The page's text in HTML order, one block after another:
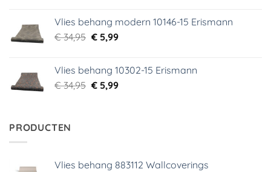
€ 39,95.€ 5,99.
Vlies behang modern 10146-15 Erismann
€34,95 Oorspronkelijke
€ 34,95.
€5,99Huidige
€ 5,99.
Vlies behang 10302-15 Erismann
€34,95 Oorspronkelijke
€5,99Huidige
PRODUCTEN
Vlies behang 883112 Wallcoverings